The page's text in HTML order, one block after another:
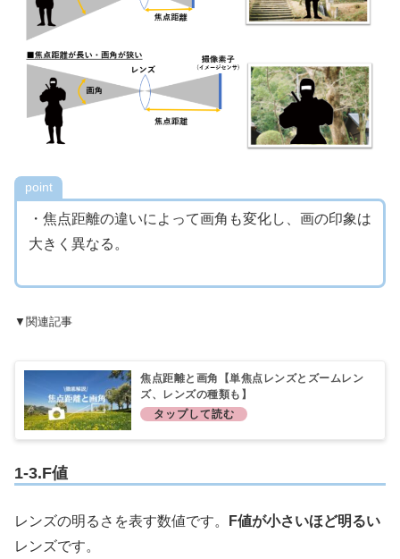
point
・焦点距離の違いによって画角も変化し、画の印象は
大きく異なる。
▼関連記事
焦点距離と画角【単焦点レンズとズームレン
ズ、レンズの種類も】
1-3.F値
レンズの明るさを表す数値です。
F値が小さいほど明るい
レンズです。